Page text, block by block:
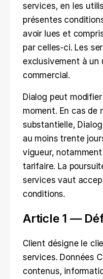
services, en les
présentes
avoir lues et
par celles-ci. Les
exclusivement à un
commercial.
Dialog peut
moment. En cas de
substantielle,
au moins trente
vigueur,
tarifaire. La
services vaut
conditions.
Article 1 —
Client désigne le
services. Données
contenus,